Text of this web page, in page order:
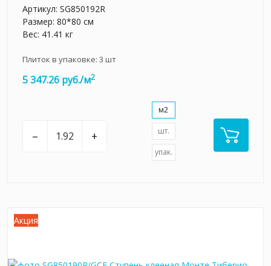
Артикул: SG850192R
Размер: 80*80 см
Вес: 41.41 кг
Плиток в упаковке: 3 шт
5 347.26 руб./м2
– +
м2
шт.
упак.
Акция